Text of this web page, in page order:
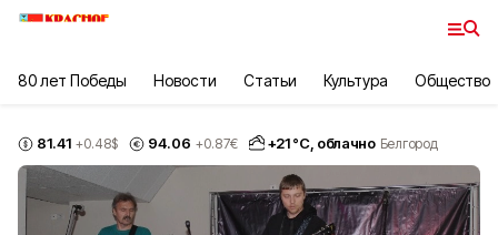
80 лет Победы Новости Статьи Культура Общество
81.41 +0.48$ 94.06 +0.87€ +21°С, облачно Белгород